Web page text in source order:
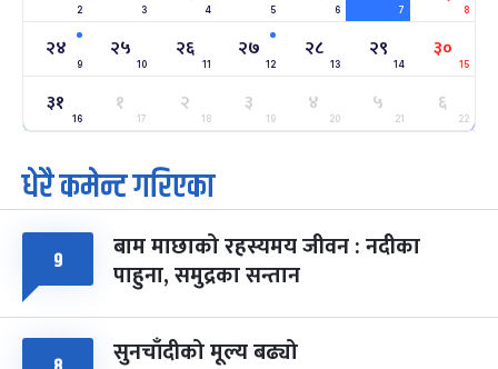
सोम
अन्तराष्ट्रिय नारी दिवस
फाल्गुन २४, २०८३- Mar 8, 2027
७ महिना बाँकी
२५
मंगल
ग्याल्पो ल्होसार
फाल्गुन २५, २०८३ Mar 9, 2027
७ महिना बाँकी
७
आइत
पूर्णिमा व्रत
चैत्र ७, २०८३-Mar 21, 2027
८ फागुपूर्णिमा
चैत्र ८, २०८३-Mar 22, 2027
७ महिना बाँकी
2 3 4 5 6 7 8
२४
9
२५
10
२६
11
२७
12
२८
13
२९
14
३०
15
३१
16
१
17
२
18
३
19
४
20
५
21
६
22
धेरै कमेन्ट गरिएका
९ बाम माछाको रहस्यमय जीवन : नदीका
पाहुना, समुद्रका सन्तान
सुनचाँदीको मूल्य बढ्यो